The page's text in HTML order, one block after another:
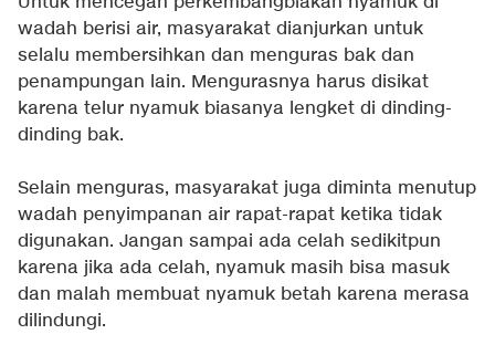
wadah berisi air, masyarakat dianjurkan untuk
selalu membersihkan dan menguras bak dan
penampungan lain. Mengurasnya harus disikat
karena telur nyamuk biasanya lengket di dinding-
dinding bak.
Selain menguras, masyarakat juga diminta menutup
wadah penyimpanan air rapat-rapat ketika tidak
digunakan. Jangan sampai ada celah sedikitpun
karena jika ada celah, nyamuk masih bisa masuk
dan malah membuat nyamuk betah karena merasa
dilindungi.